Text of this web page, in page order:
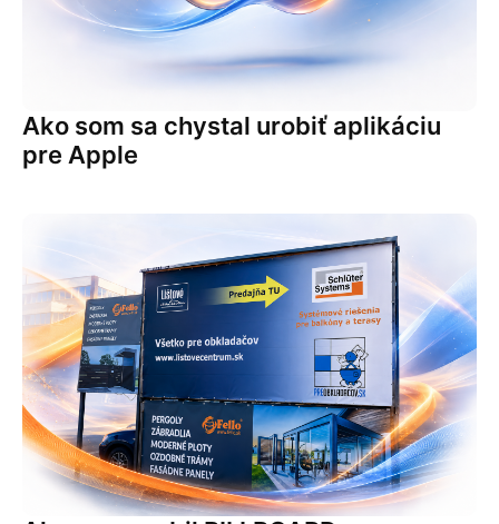
Ako som sa chystal urobiť aplikáciu
pre Apple